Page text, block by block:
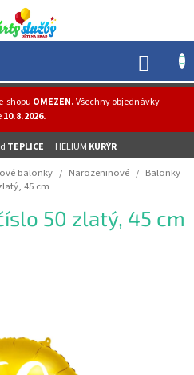
shopu OMEZEN.Všechny objednávky
10.8.2026.
TEPLICE HELIUM KURÝR
balonky / Narozeninové / Balonky
45 cm
50 zlatý, 45 cm